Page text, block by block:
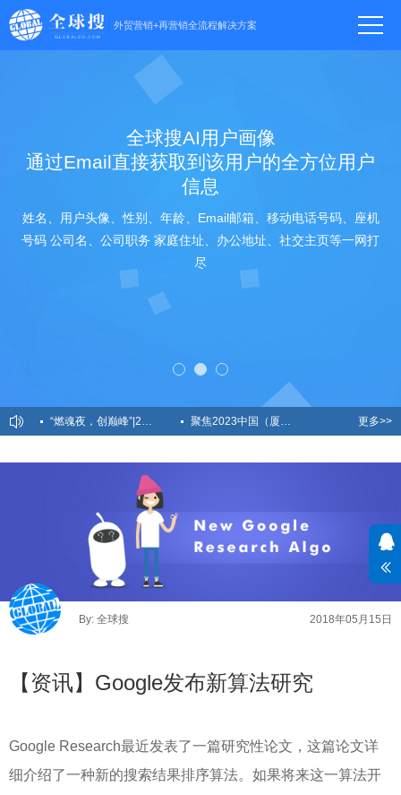
外贸营销+再营销全流程解决方案
全球搜AI用户画像
通过Email直接获取到该用户的全方位用户
信息
姓名、用户头像、性别、年龄、Email邮箱、移动电话号码、座机
号码 公司名、公司职务 家庭住址、办公地址、社交主页等一网打
尽
“燃魂夜，创巅峰”|2023创贸集团全国精英盛宴荣耀时刻！ 聚焦2023中国（厦门）国际跨境电商展，创贸AICC全新亮相 更多>>
By: 全球搜 2018年05月15日
【资讯】Google发布新算法研究
Google Research最近发表了一篇研究性论文，这篇论文详
细介绍了一种新的搜索结果排序算法。如果将来这一算法开